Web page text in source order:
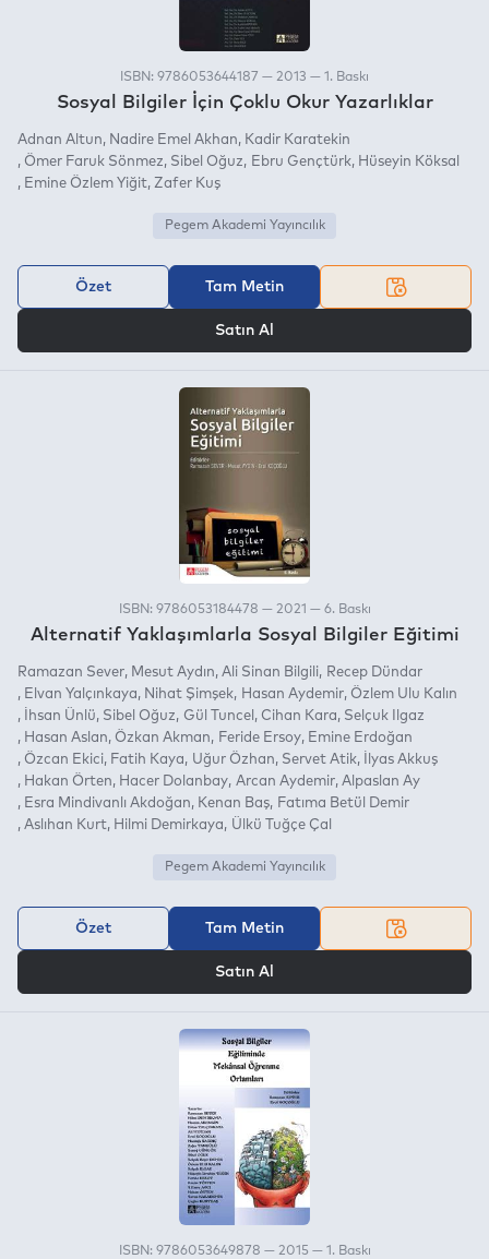
ISBN: 9786053644187 — 2013 — 1. Baskı
Sosyal Bilgiler İçin Çoklu Okur Yazarlıklar
Adnan Altun Nadire Emel Akhan
Kadir Karatekin
Ömer Faruk Sönmez
Sibel Oğuz Ebru Gençtürk
Hüseyin Köksal
Emine Özlem Yiğit Zafer Kuş
Pegem Akademi Yayıncılık
Özet Tam Metin
Satın Al
ISBN: 9786053184478 — 2021 — 6. Baskı
Alternatif Yaklaşımlarla Sosyal Bilgiler Eğitimi
Ramazan Sever Mesut Aydın Ali Sinan Bilgili
Recep Dündar
Elvan Yalçınkaya
Nihat Şimşek Hasan Aydemir Özlem Ulu Kalın
İhsan Ünlü
Sibel Oğuz Gül Tuncel Cihan Kara
Selçuk Ilgaz
Hasan Aslan
Özkan Akman Feride Ersoy
Emine Erdoğan
Özcan Ekici
Fatih Kaya Uğur Özhan Servet Atik
İlyas Akkuş
Hakan Örten
Hacer Dolanbay Arcan Aydemir Alpaslan Ay
Esra Mindivanlı Akdoğan
Kenan Baş
Fatıma Betül Demir
Aslıhan Kurt
Hilmi Demirkaya Ülkü Tuğçe Çal
Pegem Akademi Yayıncılık
Özet Tam Metin
Satın Al
ISBN: 9786053649878 — 2015 — 1. Baskı